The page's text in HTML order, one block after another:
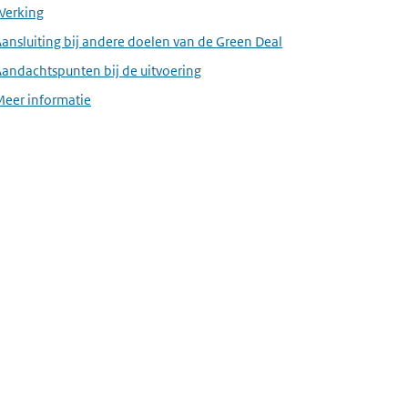
bij andere doelen van de Green Deal
bij de uitvoering
informatie